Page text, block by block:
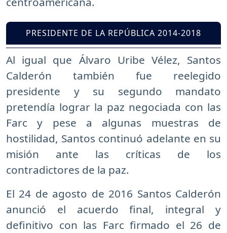
PRESIDENTE DE LA REPÚBLICA 2014-2018
Al igual que Álvaro Uribe Vélez, Santos
Calderón también fue reelegido
presidente y su segundo mandato
pretendía lograr la paz negociada con las
Farc y pese a algunas muestras de
hostilidad, Santos continuó adelante en su
misión ante las críticas de los
contradictores de la paz.
El 24 de agosto de 2016 Santos Calderón
anunció el acuerdo final, integral y
definitivo con las Farc firmado el 26 de